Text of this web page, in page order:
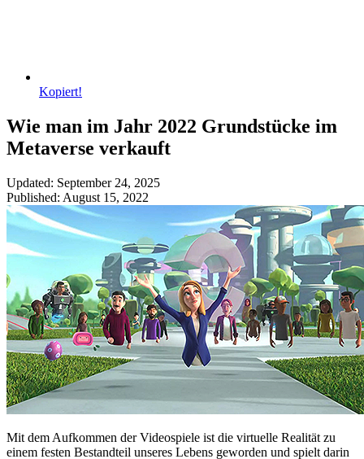
Kopiert!
Wie man im Jahr 2022 Grundstücke im
Metaverse verkauft
Updated: September 24, 2025
Published: August 15, 2022
Mit dem Aufkommen der Videospiele ist die virtuelle Realität zu
einem festen Bestandteil unseres Lebens geworden und spielt darin